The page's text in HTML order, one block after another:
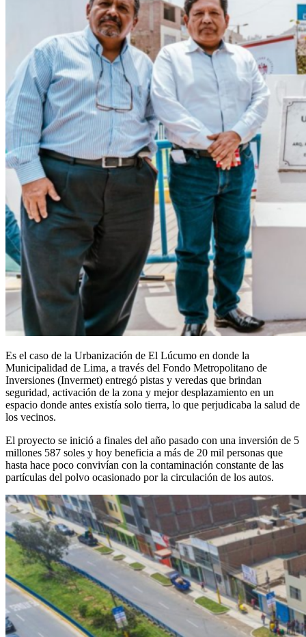
Es el caso de la Urbanización de El Lúcumo en donde la
Municipalidad de Lima, a través del Fondo Metropolitano de
Inversiones (Invermet) entregó pistas y veredas que brindan
seguridad, activación de la zona y mejor desplazamiento en un
espacio donde antes existía solo tierra, lo que perjudicaba la salud de
los vecinos.
El proyecto se inició a finales del año pasado con una inversión de 5
millones 587 soles y hoy beneficia a más de 20 mil personas que
hasta hace poco convivían con la contaminación constante de las
partículas del polvo ocasionado por la circulación de los autos.